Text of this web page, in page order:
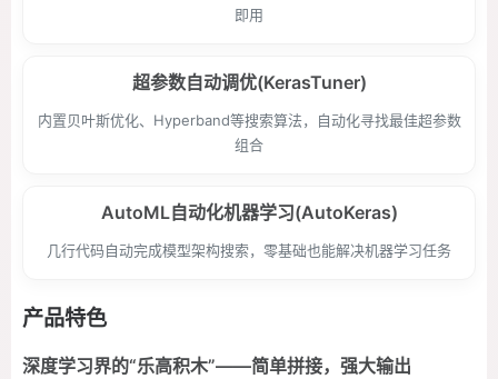
即用
超参数自动调优(KerasTuner)
内置贝叶斯优化、Hyperband等搜索算法，自动化寻找最佳超参数
组合
AutoML自动化机器学习(AutoKeras)
几行代码自动完成模型架构搜索，零基础也能解决机器学习任务
产品特色
深度学习界的“乐高积木”——简单拼接，强大输出